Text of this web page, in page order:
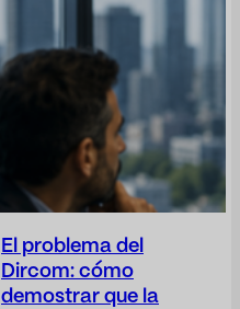
El problema del
Dircom: cómo
demostrar que la